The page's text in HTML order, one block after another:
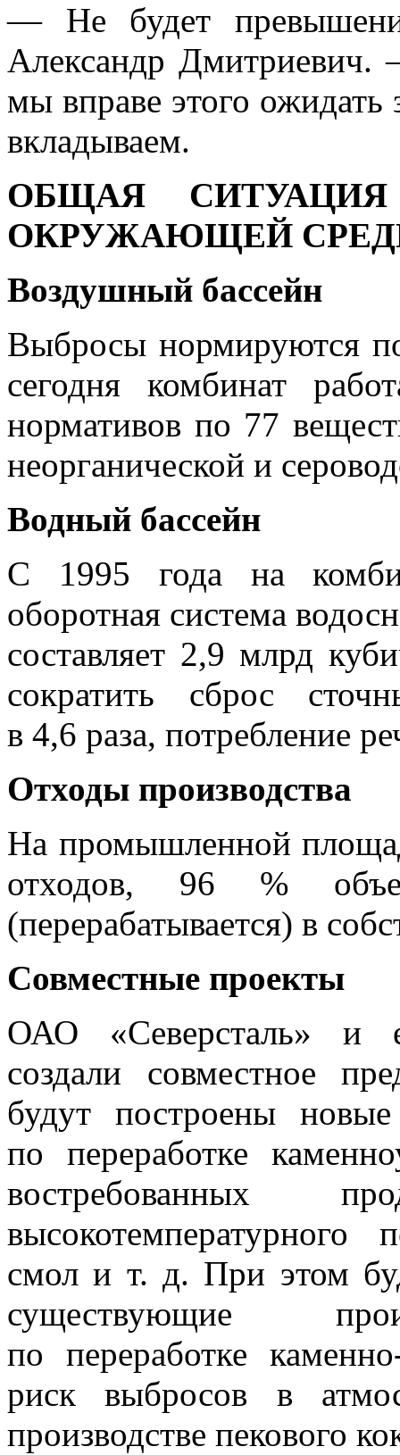
— Не будет
Александр
мы вправе этого ожидать
вкладываем.
ОБЩАЯ
ОКРУЖАЮЩЕЙ
Воздушный бассейн
Выбросы нормируются
сегодня комбинат
нормативов по 77
неорганической и
Водный бассейн
С 1995 года на
оборотная система
составляет 2,9 млрд
сократить сброс
в 4,6 раза, потребление
Отходы производства
На промышленной
отходов, 96 %
(перерабатывается) в
Совместные проекты
ОАО «Северсталь» и
создали совместное
будут построены
по переработке
востребованных
высокотемпературного
смол и т. д. При этом
существующие
по переработке
риск выбросов в
производстве пекового